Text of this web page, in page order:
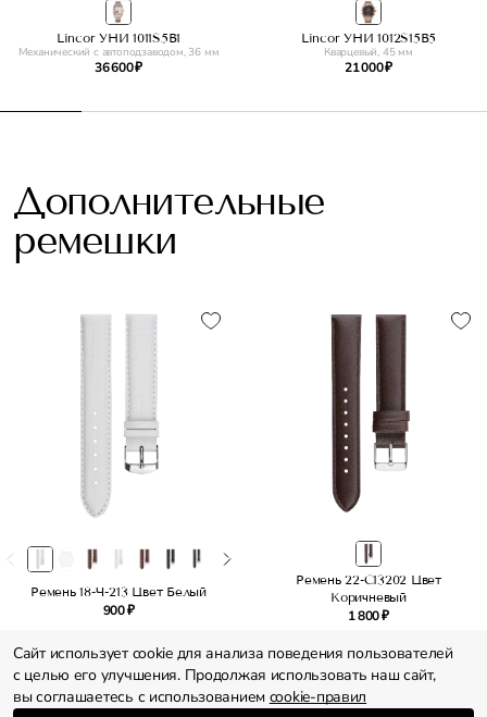
Lincor УНИ 1011S5B1
Механический с автоподзаводом, 36 мм
36 600 ₽
Lincor УНИ 1012S15B5
Кварцевый, 45 мм
21 000 ₽
Дополнительные
ремешки
Ремень 18-Ч-213 Цвет Белый
900 ₽
Ремень 22-C13202 Цвет
Коричневый
1 800 ₽
Сайт использует cookie для анализа поведения пользователей
с целью его улучшения. Продолжая использовать наш сайт,
вы соглашаетесь с использованием cookie-правил